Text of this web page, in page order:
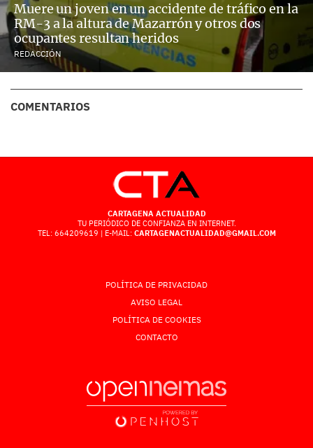
Muere un joven en un accidente de tráfico en la
RM-3 a la altura de Mazarrón y otros dos
ocupantes resultan heridos
REDACCIÓN
COMENTARIOS
CARTAGENA ACTUALIDAD
TU PERIÓDICO DE CONFIANZA EN INTERNET.
TEL: 664209619 | E-MAIL: CARTAGENACTUALIDAD@GMAIL.COM
POLÍTICA DE PRIVACIDAD
AVISO LEGAL
POLÍTICA DE COOKIES
CONTACTO